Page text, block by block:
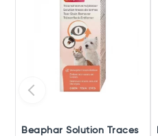
Beaphar Solution Traces